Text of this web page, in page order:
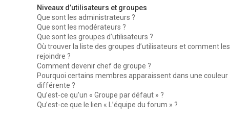
Niveaux d’utilisateurs et groupes
Que sont les administrateurs ?
Que sont les modérateurs ?
Que sont les groupes d’utilisateurs ?
Où trouver la liste des groupes d’utilisateurs et comment les
rejoindre ?
Comment devenir chef de groupe ?
Pourquoi certains membres apparaissent dans une couleur
différente ?
Qu’est-ce qu’un « Groupe par défaut » ?
Qu’est-ce que le lien « L’équipe du forum » ?